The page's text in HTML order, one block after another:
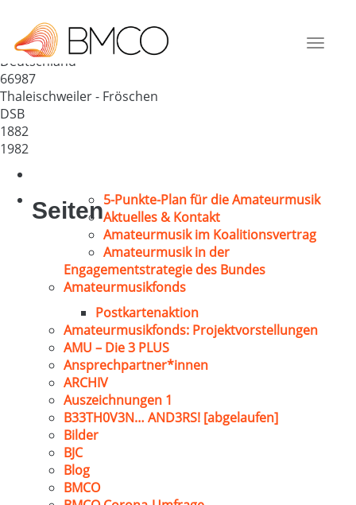
Toggle
Fröschen
Deutschland
66987
Thaleischweiler - Fröschen
DSB
1882
1982
Seiten5-Punkte-Plan für die Amateurmusik
Aktuelles & Kontakt
Amateurmusik im Koalitionsvertrag
Amateurmusik in der
Engagementstrategie des Bundes
Amateurmusikfonds
Postkartenaktion
Amateurmusikfonds: Projektvorstellungen
AMU – Die 3 PLUS
Ansprechpartner*innen
ARCHIV
Auszeichnungen 1
B33TH0V3N… AND3RS! [abgelaufen]
Bilder
BJC
Blog
BMCO